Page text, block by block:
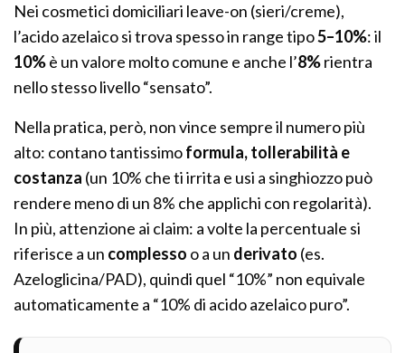
Nei cosmetici domiciliari leave-on (sieri/creme),
l’acido azelaico si trova spesso in range tipo5–10%: il
10%è un valore molto comune e anche l’8%rientra
nello stesso livello “sensato”.
Nella pratica, però, non vince sempre il numero più
alto: contano tantissimoformula, tollerabilità e
costanza (un 10% che ti irrita e usi a singhiozzo può
rendere meno di un 8% che applichi con regolarità).
In più, attenzione ai claim: a volte la percentuale si
riferisce a un complesso o a un derivato (es.
Azeloglicina/PAD), quindi quel “10%” non equivale
automaticamente a “10% di acido azelaico puro”.